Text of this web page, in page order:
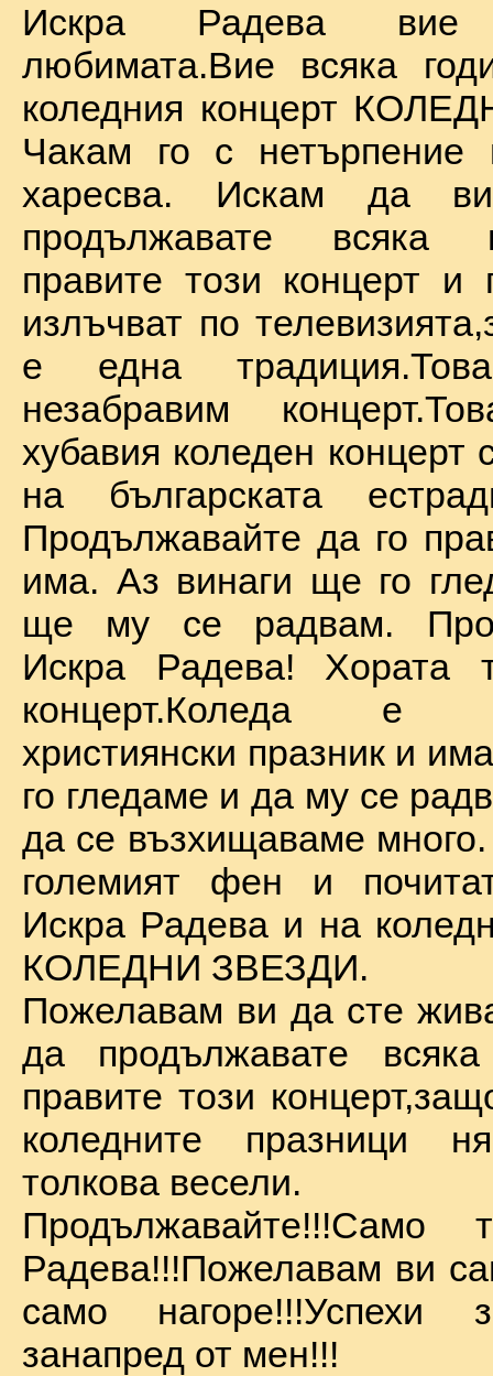
Искра Радева
любимата.Вие всяка
коледния концерт
Чакам го с
харесва. Искам да
продължавате всяка
правите този концерт и
излъчват по
е една
незабравим
хубавия коледен концерт
на българската
Продължавайте да го
има. Аз винаги ще го
ще му се радвам.
Искра Радева! Хората
концерт.Коледа е
християнски празник и
го гледаме и да му се
да се възхищаваме
големият фен и
Искра Радева и на
КОЛЕДНИ ЗВЕЗДИ.
Пожелавам ви да сте
да продължавате
правите този
коледните празници
толкова весели.
Продължавайте!!!Само
Радева!!!Пожелавам ви
само
занапред от мен!!!